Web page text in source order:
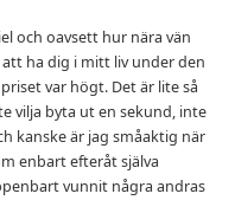
och oavsett hur nära vän
ha dig i mitt liv under den
var högt. Det är lite så
vilja byta ut en sekund, inte
kanske är jag småaktig när
enbart efteråt själva
vunnit några andras